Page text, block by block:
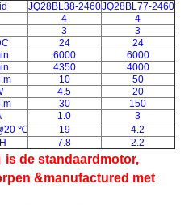
JQ28BL38-2460JQ28BL77-2460
4
4
3
3
24
24
6000
6000
4350
4000
10
50
4.5
20
30
150
1.0
3
℃ 19
4.2
7.8 2.2
is de standaardmotor,
&manufactured met